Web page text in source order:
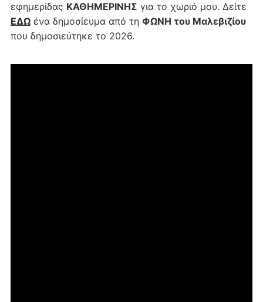
εφημερίδας ΚΑΘΗΜΕΡΙΝΗΣ για το χωριό μου. Δείτε
ΕΔΩένα δημοσίευμα από τη ΦΩΝΗ του Μαλεβιζίου
που δημοσιεύτηκε το 2026.